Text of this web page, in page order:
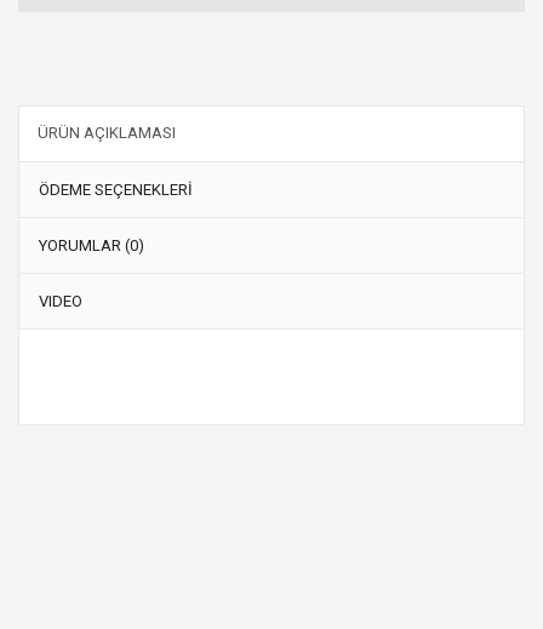
ÜRÜN AÇIKLAMASI
ÖDEME SEÇENEKLERİ
YORUMLAR (0)
VIDEO